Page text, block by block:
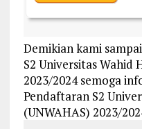
Demikian kami
S2 Universitas Wahid
2023/2024 semoga
Pendaftaran S2
(UNWAHAS) 2023/